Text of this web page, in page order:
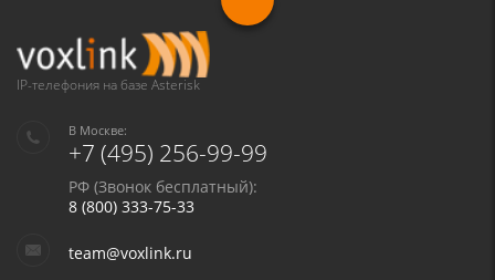
IP-телефония на базе Asterisk
В Москве:
+7 (495) 256-99-99
РФ (Звонок бесплатный):
8 (800) 333-75-33
team@voxlink.ru